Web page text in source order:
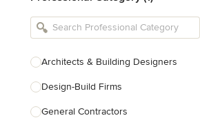
Architects & Building Designers
Design-Build Firms
General Contractors